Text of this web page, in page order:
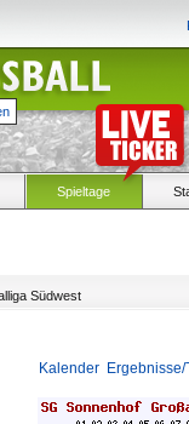
Spieltage
Südwest
Kalender